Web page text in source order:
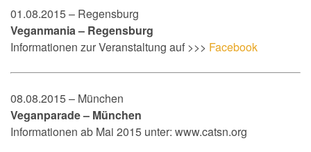
01.08.2015 – Regensburg
Veganmania – Regensburg
Informationen zur Veranstaltung auf >>> Facebook
08.08.2015 – München
Veganparade – München
Informationen ab Mai 2015 unter: www.catsn.org